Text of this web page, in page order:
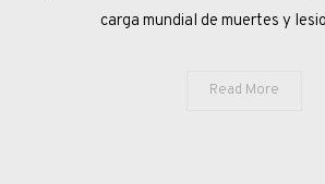
carga mundial de muertes y
Read More